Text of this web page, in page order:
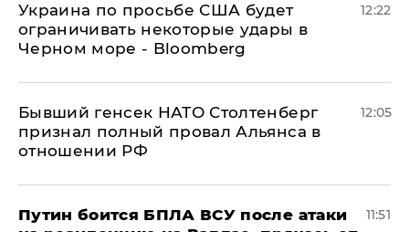
Украина по просьбе США будет
ограничивать некоторые удары в
Черном море - Bloomberg
12:22
Бывший генсек НАТО Столтенберг
признал полный провал Альянса в
отношении РФ
12:05
Путин боится БПЛА ВСУ после атаки
11:51